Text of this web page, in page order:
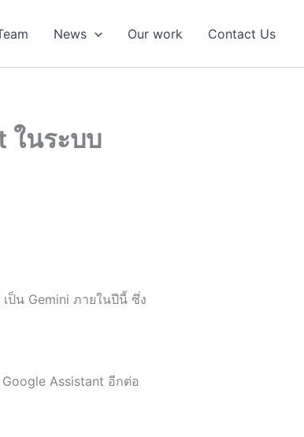
News Our work Contact Us
ในระบบ
ป็น Gemini ภายในปีนี้ ซึ่ง
Assistant อีกต่อ